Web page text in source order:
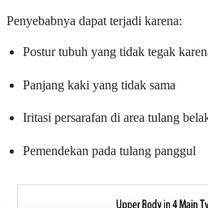
Penyebabnya dapat terjadi karena:
Postur tubuh yang tidak tegak
Panjang kaki yang tidak sama
Iritasi persarafan di area tulang
Pemendekan pada tulang panggul